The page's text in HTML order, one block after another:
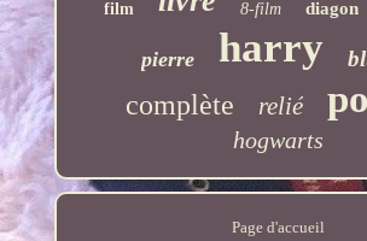
film 8-film diagon
pierre harry
complète relié
hogwarts
Page d'accueil